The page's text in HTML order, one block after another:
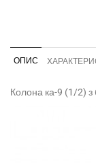
ОПИС
Колона ка-9 (1/2) з